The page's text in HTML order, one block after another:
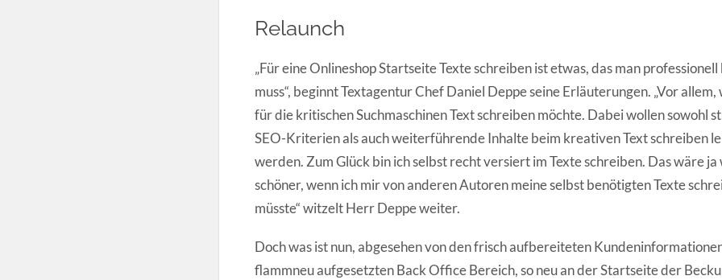
Relaunch
„Für eine Onlineshop Startseite Texte schreiben ist etwas, das man
muss“, beginnt Textagentur Chef Daniel Deppe seine Erläuterungen. „Vor allem,
für die kritischen Suchmaschinen Text schreiben möchte. Dabei wollen sowohl
SEO-Kriterien als auch weiterführende Inhalte beim kreativen Text schreiben
werden. Zum Glück bin ich selbst recht versiert im Texte schreiben. Das wäre ja
schöner, wenn ich mir von anderen Autoren meine selbst benötigten Texte
müsste“ witzelt Herr Deppe weiter.
Doch was ist nun, abgesehen von den frisch aufbereiteten
flammneu aufgesetzten Back Office Bereich, so neu an der Startseite der